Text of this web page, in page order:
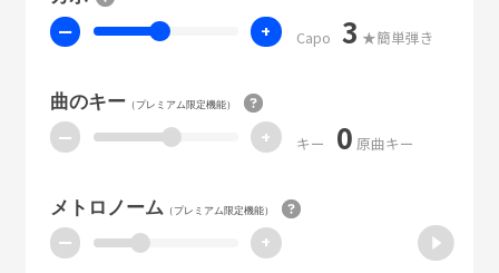
ー + Capo 3 ★簡単弾き
曲のキー（プレミアム限定機能）
ー + キー 0 原曲キー
メトロノーム （プレミアム限定機能）
ー +